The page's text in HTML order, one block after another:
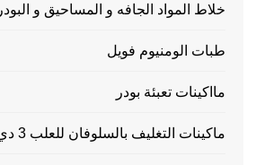
خلاط المواد الجافه و المساحيق و البودر
طبات الومنيوم فويل
مااكينات تعبئة بودر
ماكينات التغليف بالسلوفان للعلب 3 دي